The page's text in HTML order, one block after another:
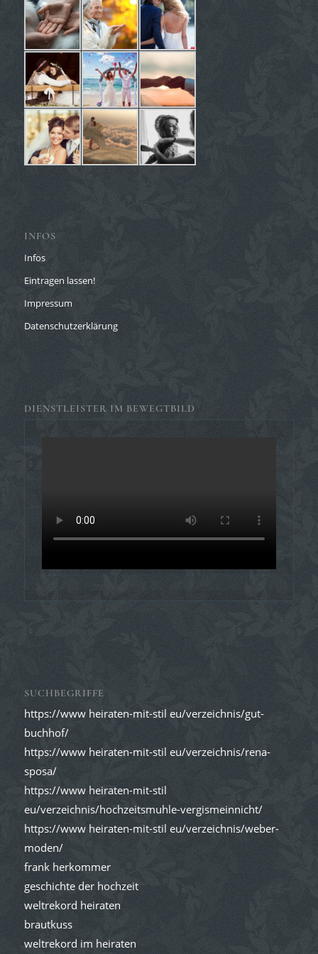
INFOS
Infos
Eintragen lassen!
Impressum
Datenschutzerklärung
DIENSTLEISTER IM BEWEGTBILD
SUCHBEGRIFFE
https://www heiraten-mit-stil eu/verzeichnis/gut-
buchhof/
https://www heiraten-mit-stil eu/verzeichnis/rena-
sposa/
https://www heiraten-mit-stil
eu/verzeichnis/hochzeitsmuhle-vergismeinnicht/
https://www heiraten-mit-stil eu/verzeichnis/weber-
moden/
frank herkommer
geschichte der hochzeit
weltrekord heiraten
brautkuss
weltrekord im heiraten